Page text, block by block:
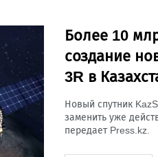
Более 10
создание
3R в
Новый спутник
заменить уже
передает Press.kz.